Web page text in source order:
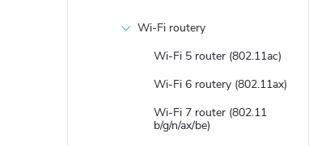
Wi-Fi routery
Wi-Fi 5 router (802.11ac)
Wi-Fi 6 routery (802.11ax)
Wi-Fi 7 router (802.11
b/g/n/ax/be)